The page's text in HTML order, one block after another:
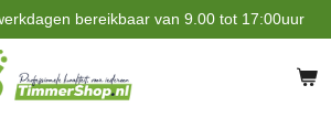
bereikbaar van 9.00 tot 17:00uur